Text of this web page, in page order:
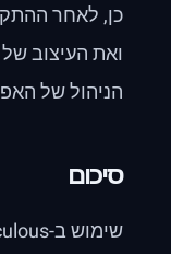
כן, לאחר
ואת העיצוב
הניהול של
סיכום